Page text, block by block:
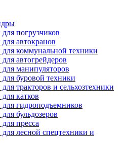
погрузчиков
автокранов
коммунальной техники
автогрейдеров
манипуляторов
буровой техники
тракторов и сельхозтехники
катков
гидроподъемников
бульдозеров
пресса
лесной спецтехники и